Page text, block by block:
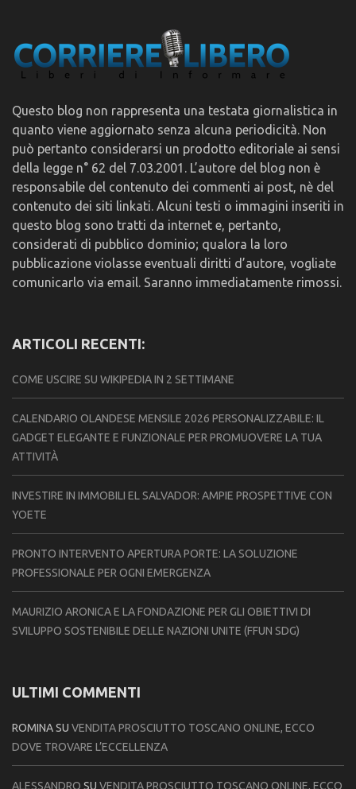
Questo blog non rappresenta una testata giornalistica in
quanto viene aggiornato senza alcuna periodicità. Non
può pertanto considerarsi un prodotto editoriale ai sensi
della legge n° 62 del 7.03.2001. L’autore del blog non è
responsabile del contenuto dei commenti ai post, nè del
contenuto dei siti linkati. Alcuni testi o immagini inseriti in
questo blog sono tratti da internet e, pertanto,
considerati di pubblico dominio; qualora la loro
pubblicazione violasse eventuali diritti d’autore, vogliate
comunicarlo via email. Saranno immediatamente rimossi.
ARTICOLI RECENTI:
COME USCIRE SU WIKIPEDIA IN 2 SETTIMANE
CALENDARIO OLANDESE MENSILE 2026 PERSONALIZZABILE: IL
GADGET ELEGANTE E FUNZIONALE PER PROMUOVERE LA TUA
ATTIVITÀ
INVESTIRE IN IMMOBILI EL SALVADOR: AMPIE PROSPETTIVE CON
YOETE
PRONTO INTERVENTO APERTURA PORTE: LA SOLUZIONE
PROFESSIONALE PER OGNI EMERGENZA
MAURIZIO ARONICA E LA FONDAZIONE PER GLI OBIETTIVI DI
SVILUPPO SOSTENIBILE DELLE NAZIONI UNITE (FFUN SDG)
ULTIMI COMMENTI
ROMINASU VENDITA PROSCIUTTO TOSCANO ONLINE, ECCO
DOVE TROVARE L’ECCELLENZA
ALESSANDRO SU VENDITA PROSCIUTTO TOSCANO ONLINE, ECCO